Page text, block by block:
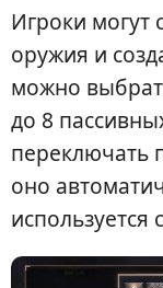
Игроки могут
оружия и
можно
до 8
переключать
оно